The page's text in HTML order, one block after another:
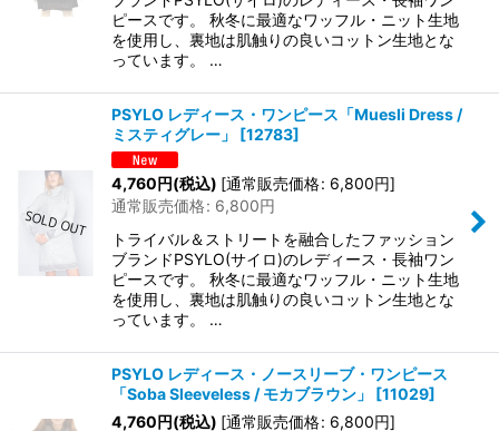
ピースです。 秋冬に最適なワッフル・ニット生地
を使用し、裏地は肌触りの良いコットン生地とな
っています。 …
PSYLO レディース・ワンピース「Muesli Dress /
ミスティグレー」
[12783]
4,760円(税込) [通常販売価格: 6,800円]
通常販売価格: 6,800円
トライバル＆ストリートを融合したファッション
ブランドPSYLO(サイロ)のレディース・長袖ワン
ピースです。 秋冬に最適なワッフル・ニット生地
を使用し、裏地は肌触りの良いコットン生地とな
っています。 …
PSYLO レディース・ノースリーブ・ワンピース
「Soba Sleeveless / モカブラウン」
[11029]
4,760円(税込) [通常販売価格: 6,800円]